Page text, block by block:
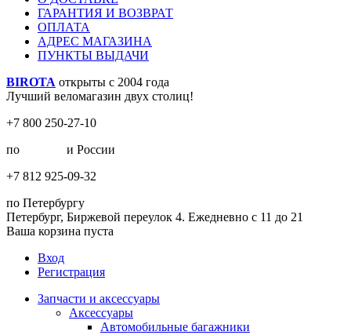
ГАРАНТИЯ И ВОЗВРАТ
ОПЛАТА
АДРЕС МАГАЗИНА
ПУНКТЫ ВЫДАЧИ
BIROTA открыты с 2004 года
Лучший веломагазин двух столиц!
+7 800 250-27-10
по
и России
+7 812 925-09-32
по Петербургу
Петербург, Биржевой переулок 4. Ежедневно с 11 до 21
Ваша корзина пуста
Вход
Регистрация
Запчасти и аксессуары
Аксессуары
Автомобильные багажники